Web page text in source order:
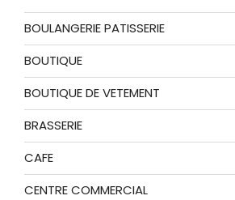
BOULANGERIE PATISSERIE
BOUTIQUE
BOUTIQUE DE VETEMENT
BRASSERIE
CAFE
CENTRE COMMERCIAL